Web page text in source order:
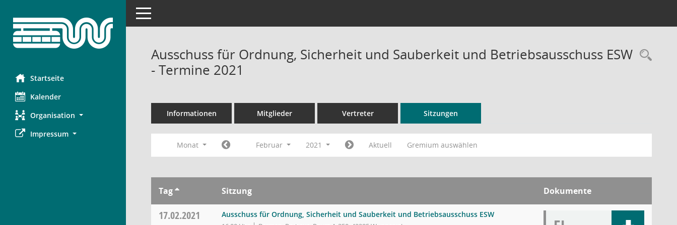
Startseite
Kalender
Organisation
Impressum
Toggle navigation
Ausschuss für Ordnung, Sicherheit und Sauberkeit und Betriebsausschuss ESW
- Termine 2021
Informationen Mitglieder Vertreter Sitzungen
Monat Februar 2021 Aktuell Gremium auswählen
Tag Sitzung Dokumente
17.02.2021 Ausschuss für Ordnung, Sicherheit und Sauberkeit und Betriebsausschuss ESW